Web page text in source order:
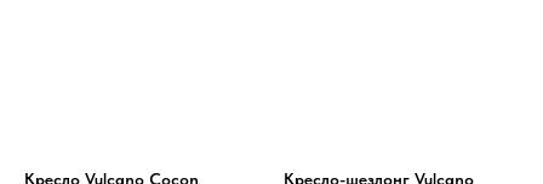
Кресло Vulcano Cocon
Кресло-шезлонг Vulcano